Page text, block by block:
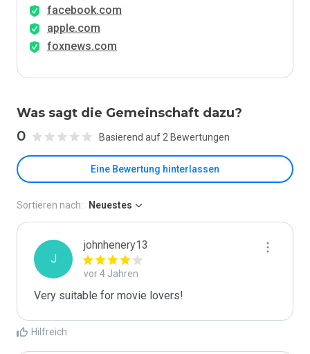
facebook.com
apple.com
foxnews.com
Was sagt die Gemeinschaft dazu?
0 Basierend auf 2 Bewertungen
Eine Bewertung hinterlassen
Sortieren nach: Neuestes
J
johnhenery13
vor 4 Jahren
Very suitable for movie lovers!
Hilfreich